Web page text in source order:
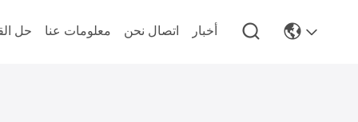
حل معلومات عنا اتصال نحن أخبار